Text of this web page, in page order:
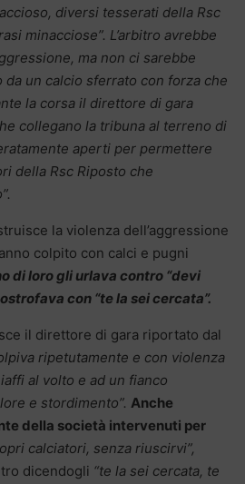
diversi tesserati della Rsc
minacciose”. L’arbitro avrebbe
ma non ci sarebbe
un calcio sferrato con forza che
la corsa il direttore di gara
collegano la tribuna al terreno di
aperti per permettere
della Rsc Riposto che
la violenza dell’aggressione
colpito con calci e pugni
di loro gli urlava contro “devi
con “te la sei cercata”.
il direttore di gara riportato dal
ripetutamente e con violenza
al volto e ad un fianco
e stordimento”. Anche
della società intervenuti per
calciatori, senza riuscirvi”,
dicendogli “te la sei cercata, te